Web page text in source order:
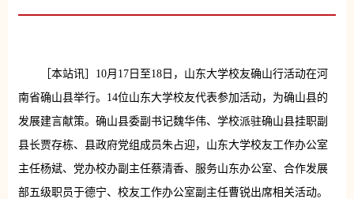
［本站讯］10月17日至18日，山东大学校友确山行活动在河
南省确山县举行。14位山东大学校友代表参加活动，为确山县的
发展建言献策。确山县委副书记魏华伟、学校派驻确山县挂职副
县长贾存栋、县政府党组成员朱占迎，山东大学校友工作办公室
主任杨斌、党办校办副主任蔡清香、服务山东办公室、合作发展
部五级职员于德宁、校友工作办公室副主任曹锐出席相关活动。